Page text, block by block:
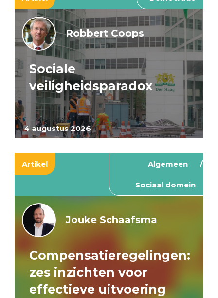
4 augustus 2026
Robbert Coops
Sociale
veiligheidsparadox
Artikel Algemeen
Sociaal domein
Jouke Schaafsma
Compensatieregelingen:
zes inzichten voor
effectieve uitvoering